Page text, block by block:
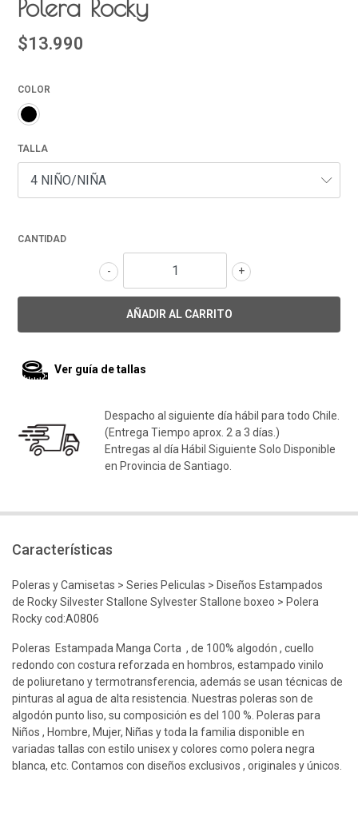
Polera Rocky
$13.990
COLOR
TALLA
CANTIDAD
+
-
Ver guía de tallas
Despacho al siguiente día hábil para todo Chile.
(Entrega Tiempo aprox. 2 a 3 días.)
Entregas al día Hábil Siguiente Solo Disponible
en Provincia de Santiago.
Características
Poleras y Camisetas > Series Peliculas > Diseños Estampados
de Rocky Silvester Stallone Sylvester Stallone boxeo > Polera
Rocky cod:A0806
Poleras Estampada Manga Corta , de 100% algodón , cuello
redondo con costura reforzada en hombros, estampado vinilo
de poliuretano y termotransferencia, además se usan técnicas de
pinturas al agua de alta resistencia. Nuestras poleras son de
algodón punto liso, su composición es del 100 %. Poleras para
Niños , Hombre, Mujer, Niñas y toda la familia disponible en
variadas tallas con estilo unisex y colores como polera negra
blanca, etc. Contamos con diseños exclusivos , originales y únicos.